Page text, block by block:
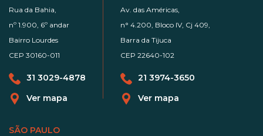
Rua da Bahia,
nº 1.900, 6º andar
Bairro Lourdes
CEP 30160-011
31 3029-4878
Ver mapa
Av. das Américas,
n° 4.200, Bloco IV, Cj 409,
Barra da Tijuca
CEP 22640-102
21 3974-3650
Ver mapa
SÃO PAULO